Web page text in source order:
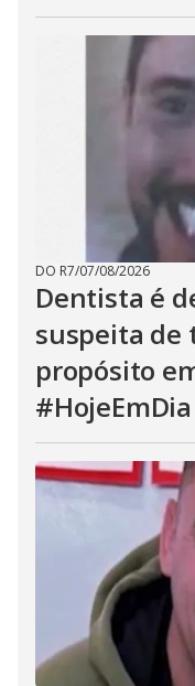
DO R7/07/08/2026
Dentista é
suspeita de
propósito